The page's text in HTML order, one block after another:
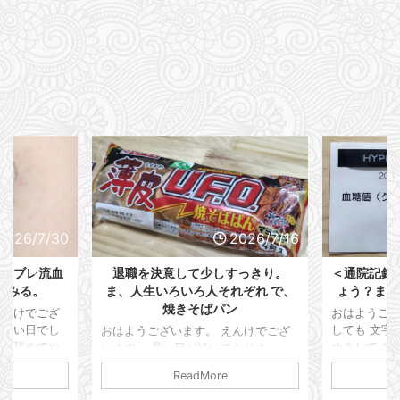
2026/7/16
っきり。
ぞれ で、
けでござ
おりま
東圏は梅雨
2026/7/4
＜通院記録＞今月のA1cはどうでし
ょう？またまたほんのり変化あり
おはようございまうｓ。 ・・・どう
しても 文字なのに噛んでしまう。 改
めまして おはようございます。 えん
けでございます。 本日は通院記録を
残しておこうと思います。 仕事は順
ReadMore
明日は通
2連休にな
おはよう
んけでござ
年も間もな